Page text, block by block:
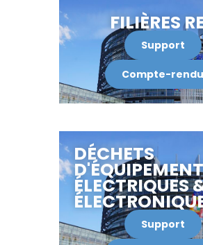
FILIÈRES
Support
Compte-rendu
DÉCHETS
ÉLECTRIQUES
Support